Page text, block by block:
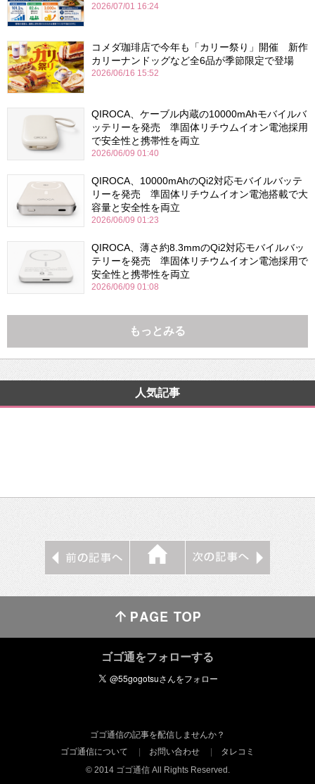
2026/07/01 16:24
コメダ珈琲店で今年も「カリー祭り」開催 新作
カリーナンドッグなど全6品が季節限定で登場
2026/06/16 15:52
QIROCA、ケーブル内蔵の10000mAhモバイルバ
ッテリーを発売 準固体リチウムイオン電池採用
で安全性と携帯性を両立
2026/06/09 01:40
QIROCA、10000mAhのQi2対応モバイルバッテ
リーを発売 準固体リチウムイオン電池搭載で大
容量と安全性を両立
2026/06/09 01:23
QIROCA、薄さ約8.3mmのQi2対応モバイルバッ
テリーを発売 準固体リチウムイオン電池採用で
安全性と携帯性を両立
2026/06/09 01:08
もっとみる
人気記事
ゴゴ通をフォローする
ゴゴ通信の記事を配信しませんか？
ゴゴ通信について
お問い合わせ
タレコミ
© 2014 ゴゴ通信 All Rights Reserved.